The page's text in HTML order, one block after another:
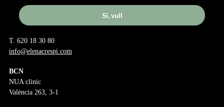
Si, vull
T. 620 18 30 80
info@elenacrespi.com
BCN
NUA clinic
València 263, 3-1